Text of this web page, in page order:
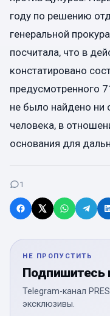
году по решению
генеральной
посчитала, что в
констатировано
предусмотренного
не было найдено ни
человека, в
основания для
1
НЕ ПРОПУСТИТЬ
Подпишитесь
Telegram-канал
эксклюзивы.